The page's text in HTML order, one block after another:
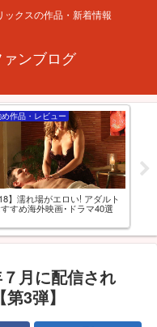
ックスの作品・新着情報
ンブログ
め作品・レビュー
】濡れ場がエロい! アダルト
すめ海外映画･ドラマ40選
月に配信され
3弾】